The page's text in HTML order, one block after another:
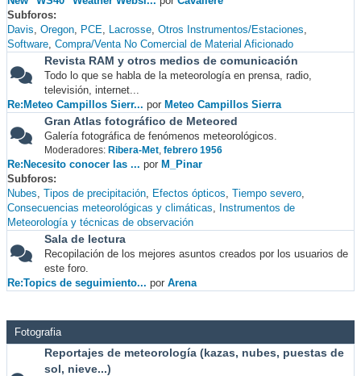
Subforos
Davis Oregon PCE Lacrosse Otros Instrumentos/Estaciones
Software Compra/Venta No Comercial de Material Aficionado
Revista RAM y otros medios de comunicación
Todo lo que se habla de la meteorología en prensa, radio,
televisión, internet...
Re:Meteo Campillos Sierr... por Meteo Campillos Sierra
Gran Atlas fotográfico de Meteored
Galería fotográfica de fenómenos meteorológicos.
Moderadores: Ribera-Met, febrero 1956
Re:Necesito conocer las ... por M_Pinar
Subforos
Nubes Tipos de precipitación Efectos ópticos Tiempo severo
Consecuencias meteorológicas y climáticas
Instrumentos de
Meteorología y técnicas de observación
Sala de lectura
Recopilación de los mejores asuntos creados por los usuarios de
este foro.
Re:Topics de seguimiento... por Arena
Fotografia
Reportajes de meteorología (kazas, nubes, puestas de
sol, nieve...)